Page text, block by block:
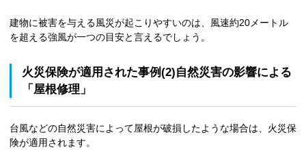
建物に被害を与える風災が起こりやすいのは、風速約20メートル
を超える強風が一つの目安と言えるでしょう。
火災保険が適用された事例(2)自然災害の影響による
「屋根修理」
台風などの自然災害によって屋根が破損したような場合は、火災保
険が適用されます。